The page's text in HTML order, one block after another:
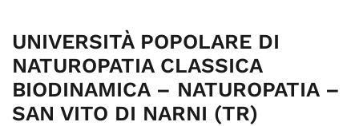
UNIVERSITÀ POPOLARE DI
NATUROPATIA CLASSICA
BIODINAMICA – NATUROPATIA –
SAN VITO DI NARNI (TR)